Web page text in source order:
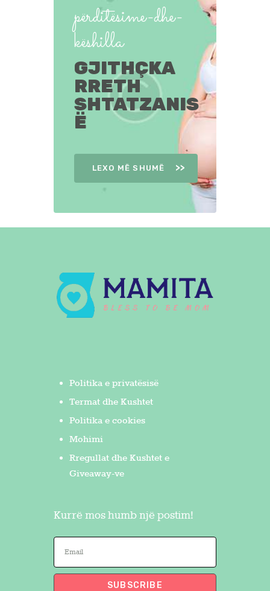
përditësime-dhe-
këshilla
GJITHÇKA
RRETH
SHTATZANIS
Ë
LEXO MË SHUMË
Politika e privatësisë
Termat dhe Kushtet
Politika e cookies
Mohimi
Rregullat dhe Kushtet e
Giveaway-ve
Kurrë mos humb një postim!